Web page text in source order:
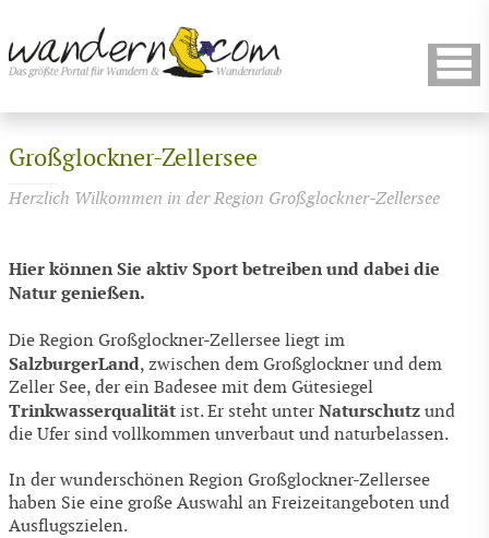
Großglockner-Zellersee
Herzlich Wilkommen in der Region Großglockner-Zellersee
Hier können Sie aktiv Sport betreiben und dabei die
Natur genießen.
Die Region Großglockner-Zellersee liegt im
SalzburgerLand, zwischen dem Großglockner und dem
Zeller See, der ein Badesee mit dem Gütesiegel
Trinkwasserqualität ist. Er steht unter Naturschutz und
die Ufer sind vollkommen unverbaut und naturbelassen.
In der wunderschönen Region Großglockner-Zellersee
haben Sie eine große Auswahl an Freizeitangeboten und
Ausflugszielen.